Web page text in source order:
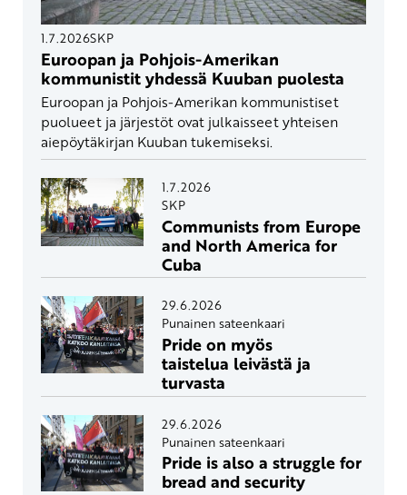
1.7.2026SKP
Euroopan ja Pohjois-Amerikan
kommunistit yhdessä Kuuban puolesta
Euroopan ja Pohjois-Amerikan kommunistiset
puolueet ja järjestöt ovat julkaisseet yhteisen
aiepöytäkirjan Kuuban tukemiseksi.
1.7.2026
SKP
Communists from Europe
and North America for
Cuba
29.6.2026
Punainen sateenkaari
Pride on myös
taistelua leivästä ja
turvasta
29.6.2026
Punainen sateenkaari
Pride is also a struggle for
bread and security